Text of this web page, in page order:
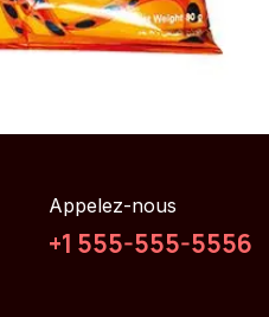
Appelez-nous
+1 555-555-5556